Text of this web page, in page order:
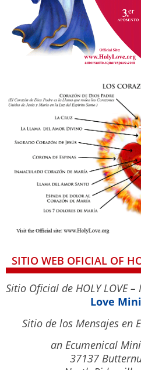
SITIO WEB OFICIAL OF
Sitio Oficial de HOLY LOVE
Love
Sitio de los Mensajes en
an Ecumenical
37137